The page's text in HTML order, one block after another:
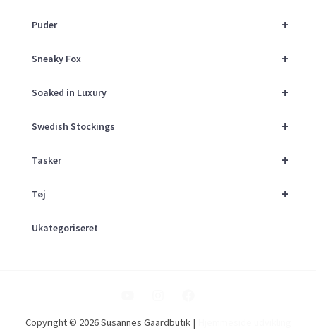
+
Puder
+
Sneaky Fox
+
Soaked in Luxury
+
Swedish Stockings
+
Tasker
+
Tøj
Ukategoriseret
Copyright © 2026 Susannes Gaardbutik |